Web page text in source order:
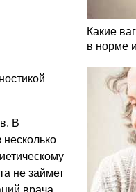
В
не займет
врача,
Какие
в норме